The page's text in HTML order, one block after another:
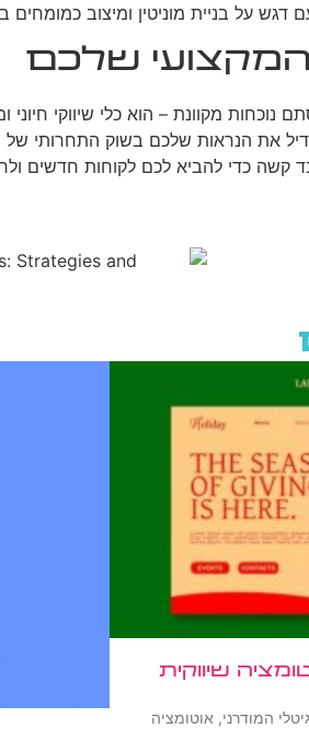
דגש על בניית מוניטין ומיצוב
שלכם
נוכחות מקוונת – הוא כלי שיווקי
את הנראות שלכם בשוק התחרותי
קשה כדי להביא לכם לקוחות חדשים
שיווקית
המודרני, אוטומציה